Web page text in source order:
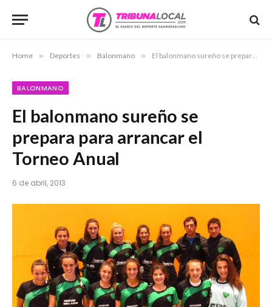
Home » Deportes » Balonmano » El balonmano sureño se prepara para arrancar el Torneo Anual
BALONMANO
El balonmano sureño se
prepara para arrancar el
Torneo Anual
6 de abril, 2013